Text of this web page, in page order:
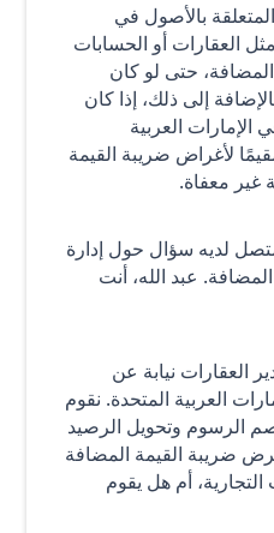
بالأصول في
مثل العقارات أو الحسابات
حتى لو كان
إلى ذلك، إذا كان
العربية
لأغراض ضريبة القيمة
غير معفاة.
لديه سؤال حول إدارة
عبد الله، أنت
العقارات نيابة عن
العربية المتحدة. نقوم
الرسوم وتحويل الرصيد
ضريبة القيمة المضافة
أم هل يقوم